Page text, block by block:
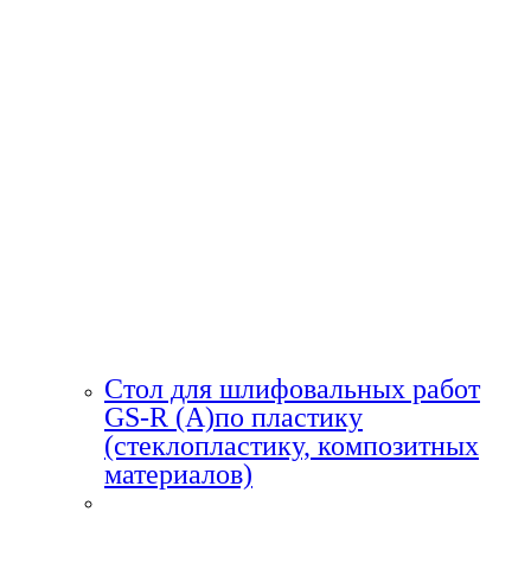
Стол для шлифовальных работ
GS-R (A)по пластику
(стеклопластику, композитных
материалов)